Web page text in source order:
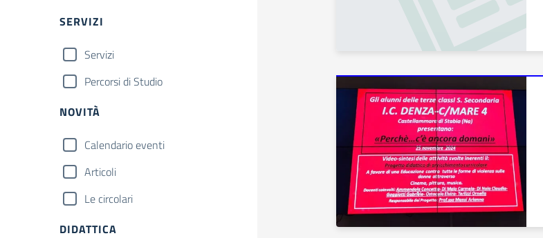
SERVIZI
Servizi
Percorsi di Studio
NOVITÀ
Calendario eventi
Articoli
Le circolari
DIDATTICA